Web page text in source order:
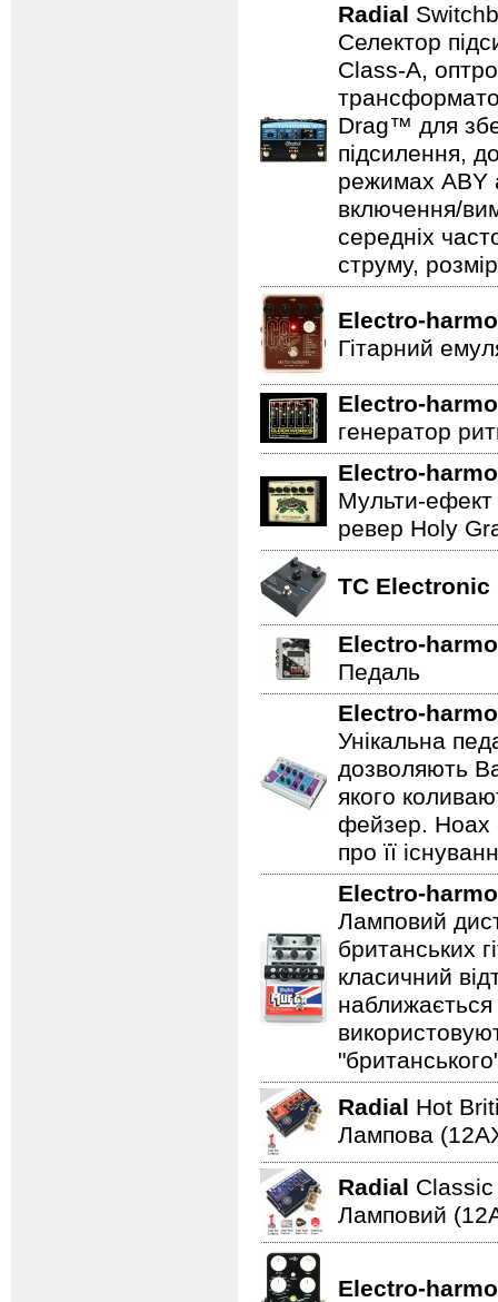
Radial
Селектор
Class-A,
Drag™ для
підсилення,
режимах ABY
включення/
середніх
струму,
Electro-
Гітарний
Electro-
генератор
Electro-
Мульти-ефект
ревер Holy
TC Electronic
Electro-
Педаль
Electro-
Унікальна
дозволяють
якого
фейзер. Hoax
про її
Electro-
Ламповий
британських
класичний
Radial Hot
Лампова
Radial
Ламповий
Electro-